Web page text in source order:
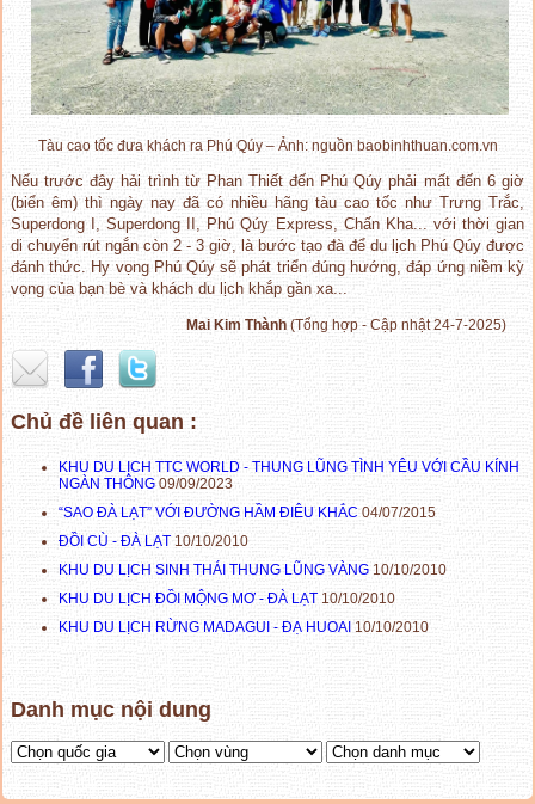
Tàu cao tốc đưa khách ra Phú Qúy – Ảnh: nguồn baobinhthuan.com.vn
Nếu trước đây hải trình từ Phan Thiết đến Phú Qúy phải mất đến 6 giờ
(biển êm) thì ngày nay đã có nhiều hãng tàu cao tốc như Trưng Trắc,
Superdong I,Superdong II,
Phú Qúy Express, Chấn Kha... với thời gian
di chuyển rút ngắn còn 2 - 3 giờ, là bước tạo đà để du lịch Phú Qúy được
đánh thức. Hy vọng Phú Qúy sẽ phát triển đúng hướng, đáp ứng niềm kỳ
vọng của bạn bè và khách du lịch khắp gần xa...
Mai Kim Thành (Tổng hợp - Cập nhật 24-7-2025)
Chủ đề liên quan :
KHU DU LỊCH TTC WORLD - THUNG LŨNG TÌNH YÊU VỚI CẦU KÍNH
NGÀN THÔNG09/09/2023
“SAO ĐÀ LẠT” VỚI ĐƯỜNG HẦM ĐIÊU KHẮC 04/07/2015
ĐỒI CÙ - ĐÀ LẠT 10/10/2010
KHU DU LỊCH SINH THÁI THUNG LŨNG VÀNG 10/10/2010
KHU DU LỊCH ĐỒI MỘNG MƠ - ĐÀ LẠT 10/10/2010
KHU DU LỊCH RỪNG MADAGUI - ĐẠ HUOAI 10/10/2010
Danh mục nội dung